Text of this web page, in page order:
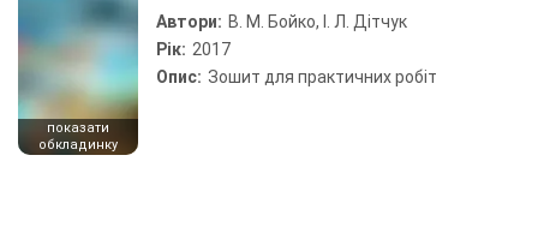
показати
обкладинку
Автори: В. М. Бойко, І. Л. Дітчук
Рік: 2017
Опис: Зошит для практичних робіт